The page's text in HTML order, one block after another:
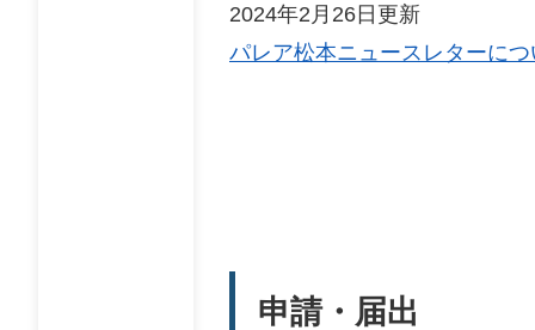
2024年2月26日更新
パレア松本ニュースレターにつ
申請・届出